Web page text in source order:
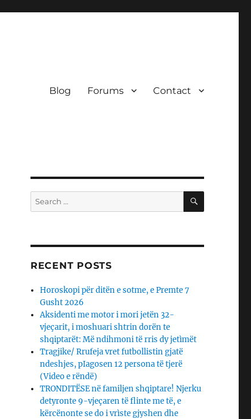
Blog Forums Contact
Search
for:
SEARCH
RECENT POSTS
Horoskopi për ditën e sotme, e Premte 7
Gusht 2026
Aksidenti me motor i mori jetën 32-
vjeçarit, i moshuari shtrin dorën te
shqiptarët: Më ndihmoni të rris dy jetìmët
Tragjike/ Rrufeja vret futbollistin gjatë
ndeshjes, pIagosen 12 persona të tjerë
(Video e rëndë)
TRONDITËSE në familjen shqiptare! Njerku
detyronte 9-vjeçaren të flinte me të, e
kërcënonte se do i vrìste gjyshen dhe